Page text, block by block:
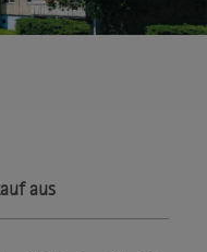
aus